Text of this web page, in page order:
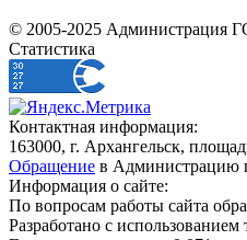
© 2005-2025 Администрация
Статистика
Контактная информация:
163000, г. Архангельск,
Обращение в Администрацию
Информация о сайте:
По вопросам работы сайта
Разработано с использованием